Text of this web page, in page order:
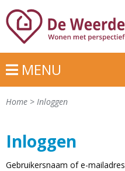
MENU
Home > Inloggen
Inloggen
Gebruikersnaam of e-mailadres